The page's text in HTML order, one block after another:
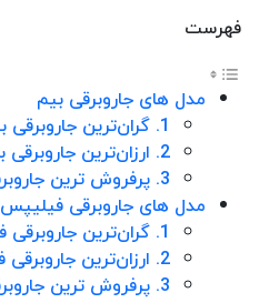
فهرست
مدل های جاروبرقی بیم
1. گران‌ترین جاروبرقی بیم
2. ارزان‌ترین جاروبرقی بیم
3. پرفروش ترین جاروبرقی بیم
مدل های جاروبرقی فیلیپس
1. گران‌ترین جاروبرقی فیلیپس
2. ارزان‌ترین جاروبرقی فیلیپس
3. پرفروش ترین جاروبرقی فیلیپس